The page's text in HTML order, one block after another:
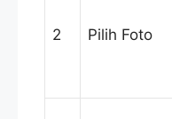
2 Pilih Foto